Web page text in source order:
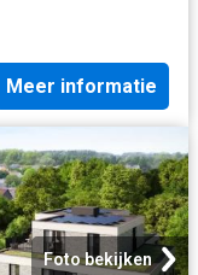
Meer informatie
Foto bekijken